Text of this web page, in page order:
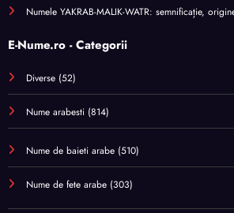
Numele YAKRAB-MALIK-WATR: semnificație,
E-Nume.ro - Categorii
Diverse (52)
Nume arabesti (814)
Nume de baieti arabe (510)
Nume de fete arabe (303)